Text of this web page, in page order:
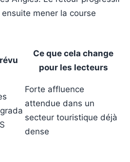
mener la course
Ce que cela change
pour les lecteurs
Forte affluence
attendue dans un
secteur touristique déjà
dense